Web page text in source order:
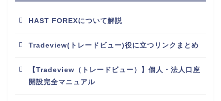
HAST FOREXについて解説
Tradeview(トレードビュー)役に立つリンクまとめ
【Tradeview（トレードビュー）】個人・法人口座
開設完全マニュアル